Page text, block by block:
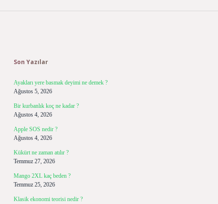
Son Yazılar
Ayakları yere basmak deyimi ne demek ?
Ağustos 5, 2026
Bir kurbanlık koç ne kadar ?
Ağustos 4, 2026
Apple SOS nedir ?
Ağustos 4, 2026
Kükürt ne zaman atılır ?
Temmuz 27, 2026
Mango 2XL kaç beden ?
Temmuz 25, 2026
Klasik ekonomi teorisi nedir ?